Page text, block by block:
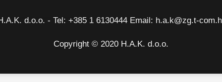
d.o.o. - Tel: +385 1 6130444 Email: h.a.k@zg.t-
Copyright © 2020 H.A.K. d.o.o.